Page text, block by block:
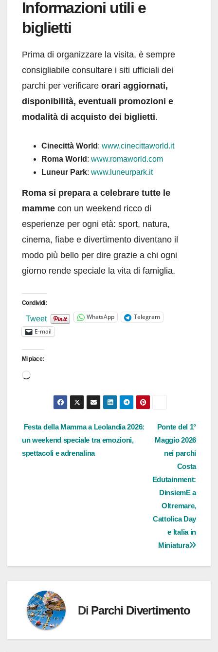
Informazioni utili e
biglietti
Prima di organizzare la visita, è sempre
consigliabile consultare i siti ufficiali dei
parchi per verificare orari aggiornati,
disponibilità, eventuali promozioni e
modalità di acquisto dei biglietti.
Cinecittà World : www.cinecittaworld.it
Roma World : www.romaworld.com
Luneur Park: www.luneurpark.it
Roma si prepara a celebrare tutte le
mamme con un weekend ricco di
esperienze per ogni età: sport, natura,
cinema, fiabe e divertimento diventano il
modo più bello per dire grazie a chi ogni
giorno rende speciale la vita di famiglia.
Condividi:
Tweet WhatsApp
Telegram
E-mail
Mi piace:
Caricamento
Navigazione
articoli
Ponte del 1°
Maggio 2026
nei parchi
Costa
Edutainment:
DinsiemE a
Oltremare,
Cattolica Day
e Italia in
Miniatura
Festa della Mamma a Leolandia 2026:
un weekend speciale tra emozioni,
spettacoli e adrenalina
Di Parchi Divertimento